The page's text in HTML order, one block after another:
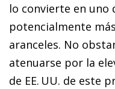
lo convierte en uno
potencialmente
aranceles. No
atenuarse por la
de EE. UU. de este